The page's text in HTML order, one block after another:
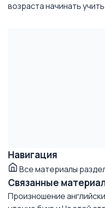
возраста начинать
Навигация
Все материалы
Связанные
Произношение